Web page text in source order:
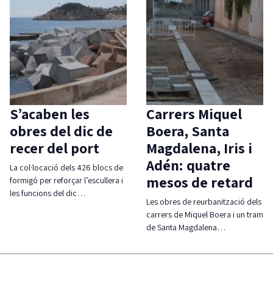
S’acaben les
obres del dic de
recer del port
La col·locació dels 426 blocs de
formigó per reforçar l’escullera i
les funcions del dic…
Carrers Miquel
Boera, Santa
Magdalena, Iris i
Adén: quatre
mesos de retard
Les obres de reurbanització dels
carrers de Miquel Boera i un tram
de Santa Magdalena…